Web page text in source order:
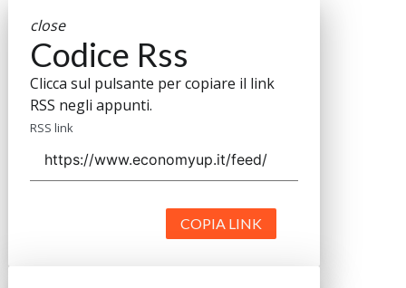
close
Codice Rss
Clicca sul pulsante per copiare il link
RSS negli appunti.
RSS link
COPIA LINK